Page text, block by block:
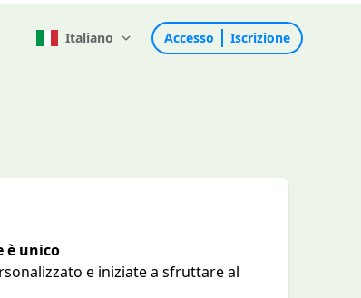
Italiano Accesso Iscrizione
è unico
e iniziate a sfruttare al